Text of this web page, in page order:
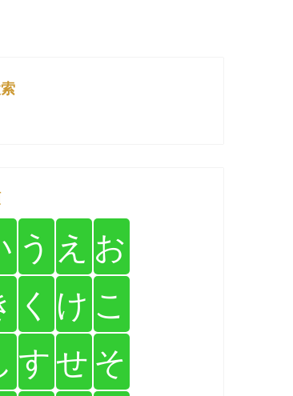
う え お
く け こ
すせ そ